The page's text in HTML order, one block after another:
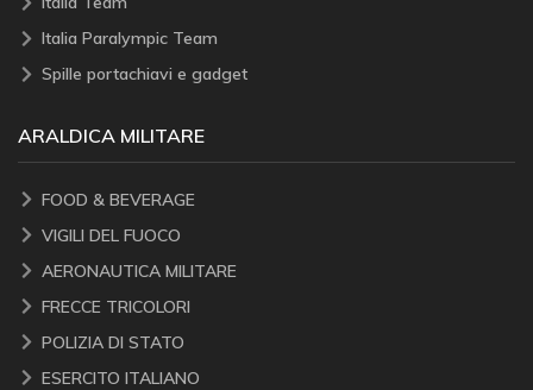
Italia Paralympic Team
Spille portachiavi e gadget
ARALDICA MILITARE
FOOD & BEVERAGE
VIGILI DEL FUOCO
AERONAUTICA MILITARE
FRECCE TRICOLORI
POLIZIA DI STATO
ESERCITO ITALIANO